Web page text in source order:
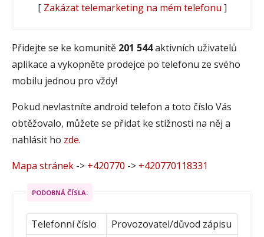
[ Zakázat telemarketing na mém telefonu ]
Přidejte se ke komunitě 201 544aktivních uživatelů
aplikace a vykopněte prodejce po telefonu ze svého
mobilu jednou pro vždy!
Pokud nevlastníte android telefon a toto číslo Vás
obtěžovalo, můžete se přidat ke stížnosti na něj a
nahlásit ho zde.
Mapa stránek -> +420770 -> +420770118331
PODOBNÁ ČÍSLA:
Telefonní číslo
Provozovatel/důvod zápisu